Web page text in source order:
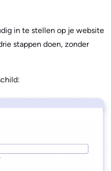
in te stellen op je website
stappen doen, zonder